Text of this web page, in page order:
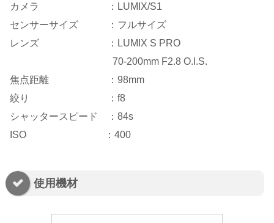
カメラ ：LUMIX/S1
センサーサイズ ：フルサイズ
レンズ ：LUMIX S PRO
70-200mm F2.8 O.I.S.
焦点距離 ：98mm
絞り ：f8
シャッタースピード ：84s
ISO ：400
使用機材